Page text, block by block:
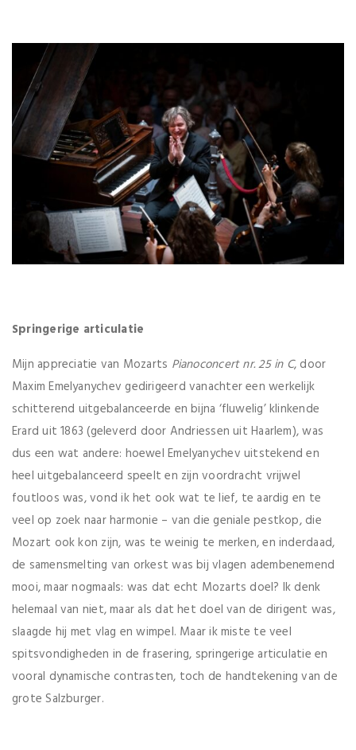
Springerige articulatie
Mijn appreciatie van Mozarts Pianoconcert nr. 25 in C, door
Maxim Emelyanychev gedirigeerd vanachter een werkelijk
schitterend uitgebalanceerde en bijna ‘fluwelig’ klinkende
Erard uit 1863 (geleverd door Andriessen uit Haarlem), was
dus een wat andere: hoewel Emelyanychev uitstekend en
heel uitgebalanceerd speelt en zijn voordracht vrijwel
foutloos was, vond ik het ook wat te lief, te aardig en te
veel op zoek naar harmonie – van die geniale pestkop, die
Mozart ook kon zijn, was te weinig te merken, en inderdaad,
de samensmelting van orkest was bij vlagen adembenemend
mooi, maar nogmaals: was dat echt Mozarts doel? Ik denk
helemaal van niet, maar als dat het doel van de dirigent was,
slaagde hij met vlag en wimpel. Maar ik miste te veel
spitsvondigheden in de frasering, springerige articulatie en
vooral dynamische contrasten, toch de handtekening van de
grote Salzburger.